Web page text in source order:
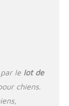
de
à
à installer,
sans
Il suffit
le lot de
chiens.